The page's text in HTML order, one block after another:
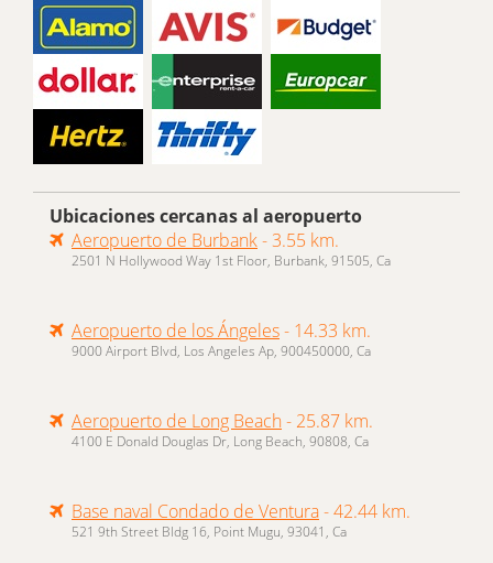
Ubicaciones cercanas al aeropuerto
Aeropuerto de Burbank- 3.55 km.
2501 N Hollywood Way 1st Floor, Burbank, 91505, Ca
Aeropuerto de los Ángeles- 14.33 km.
9000 Airport Blvd, Los Angeles Ap, 900450000, Ca
Aeropuerto de Long Beach- 25.87 km.
4100 E Donald Douglas Dr, Long Beach, 90808, Ca
Base naval Condado de Ventura- 42.44 km.
521 9th Street Bldg 16, Point Mugu, 93041, Ca